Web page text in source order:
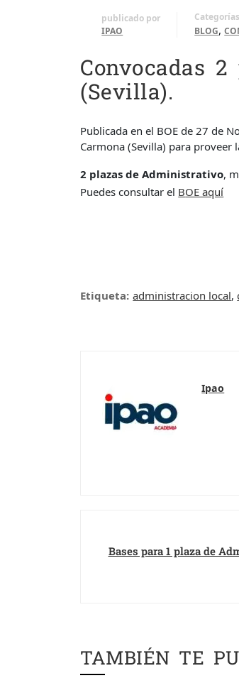
publicado por
IPAO
Categorías
BLOG,
Convocadas
(Sevilla).
Publicada en el BOE de 27 de
Carmona (Sevilla) para proveer
2 plazas de Administrativo,
Puedes consultar el BOE aquí
Etiqueta: administracion local,
Ipao
Bases para 1 plaza de
TAMBIÉN TE